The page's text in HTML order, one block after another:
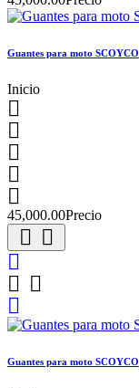
Guantes para moto SCOYCO
Inicio





45,000.00Precio
 

 

Guantes para moto SCOYCO